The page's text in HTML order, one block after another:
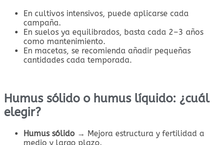
En cultivos intensivos, puede aplicarse cada
campaña.
En suelos ya equilibrados, basta cada 2–3 años
como mantenimiento.
En macetas, se recomienda añadir pequeñas
cantidades cada temporada.
Humus sólido o humus líquido: ¿cuál
elegir?
Humus sólido → Mejora estructura y fertilidad a
medio y largo plazo.